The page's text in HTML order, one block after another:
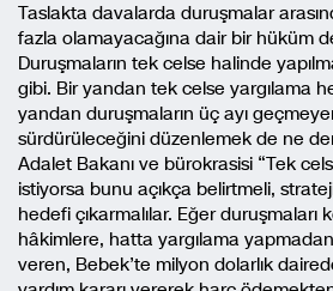
Taslakta davalarda duruşmalar
fazla olamayacağına dair bir hüküm
Duruşmaların tek celse halinde
gibi. Bir yandan tek celse yargılama
yandan duruşmaların üç ayı
sürdürüleceğini düzenlemek de ne
Adalet Bakanı ve bürokrasisi “Tek
istiyorsa bunu açıkça belirtmeli,
hedefi çıkarmalılar. Eğer
hâkimlere, hatta yargılama
veren, Bebek’te milyon dolarlık